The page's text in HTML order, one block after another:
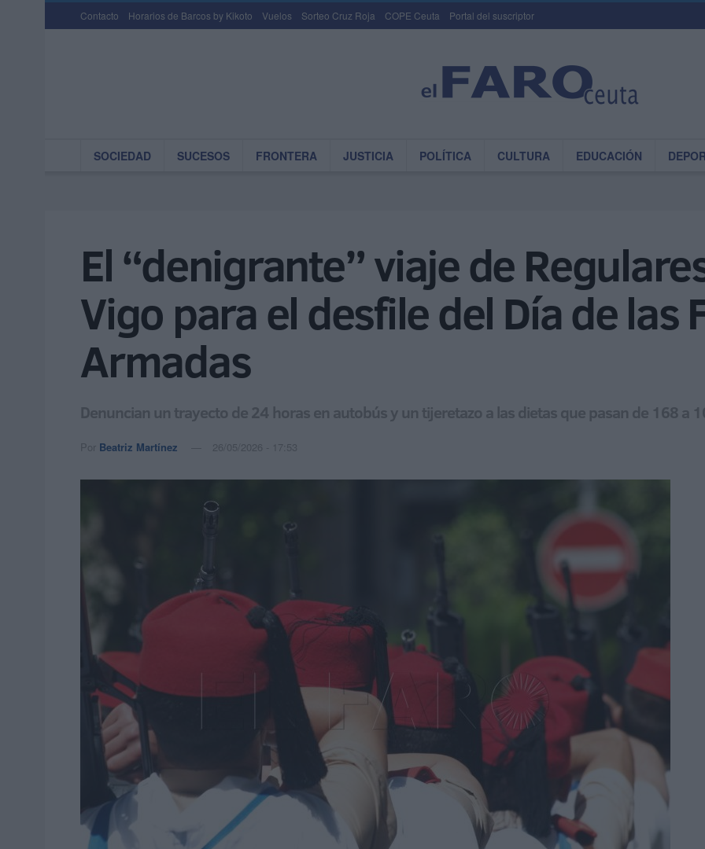
Contacto Horarios de Barcos by Kikoto Vuelos Sorteo Cruz Roja COPE Ceuta Portal del suscriptor
SOCIEDAD SUCESOS FRONTERA JUSTICIA POLÍTICA CULTURA EDUCACIÓN
El “denigrante” viaje de
Vigo para el desfile del Día de las
Armadas
Denuncian un trayecto de 24 horas en autobús y un tijeretazo a las dietas que pasan de 168 a
Por Beatriz Martínez 26/05/2026 - 17:53